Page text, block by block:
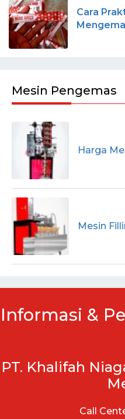
Cara
Mesin Pengemas
Harga
Mesin
Informasi &
PT. Khalifah
Call